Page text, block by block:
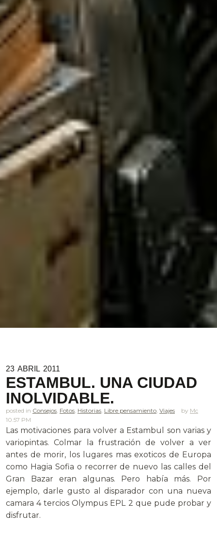
23 ABRIL 2011
ESTAMBUL. UNA CIUDAD
INOLVIDABLE.
posted in Consejos, Fotos, Historias, Libre pensamiento, Viajes
Mc
10.57 PM
Las motivaciones para volver a Estambul son varias y
variopintas. Colmar la frustración de volver a ver
antes de morir, los lugares mas exoticos de Europa
como Hagia Sofia o recorrer de nuevo las calles del
Gran Bazar eran algunas. Pero había más. Por
ejemplo, darle gusto al disparador con una nueva
camara 4 tercios Olympus EPL 2 que pude probar y
disfrutar.